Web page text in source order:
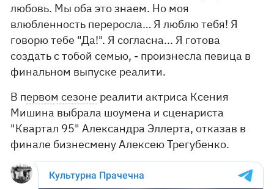
любовь. Мы оба это знаем. Но моя
влюбленность переросла… Я люблю тебя! Я
говорю тебе "Да!". Я согласна... Я готова
создать с тобой семью, - произнесла певица в
финальном выпуске реалити.
В первом сезоне реалити актриса Ксения
Мишина выбрала шоумена и сценариста
"Квартал 95" Александра Эллерта, отказав в
финале бизнесмену Алексею Трегубенко.